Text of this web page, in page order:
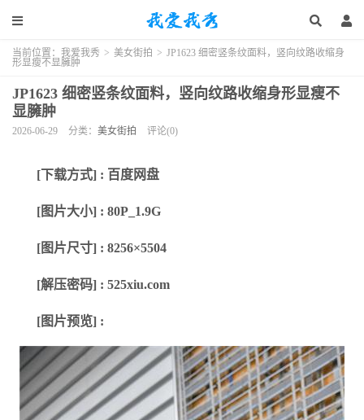
当前位置： 我爱我秀 > 美女街拍 > JP1623 细密竖条纹面料，竖向纹路收缩身
形显瘦不显臃肿
JP1623 细密竖条纹面料，竖向纹路收缩身形显瘦不
显臃肿
2026-06-29 分类： 美女街拍 评论(0)
[下载方式] : 百度网盘
[图片大小] : 80P_1.9G
[图片尺寸] : 8256×5504
[解压密码] : 525xiu.com
[图片预览] :